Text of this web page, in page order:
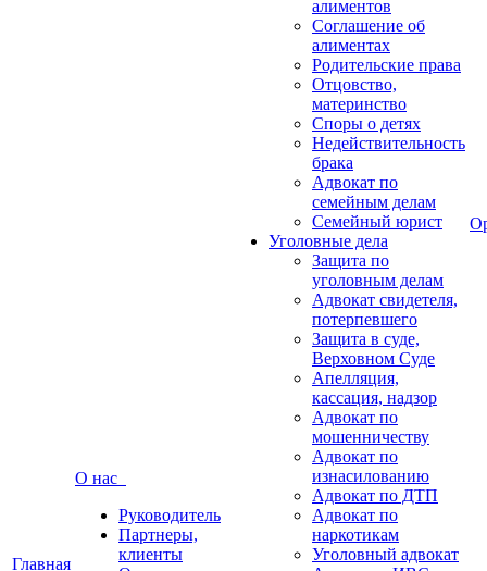
Главная
О нас
Руководитель
Партнеры,
клиенты
алиментов
Соглашение об
алиментах
Родительские права
Отцовство,
материнство
Споры о детях
Недействительность
брака
Адвокат по
семейным делам
Семейный юрист
Уголовные дела
Защита по
уголовным делам
Адвокат свидетеля,
потерпевшего
Защита в суде,
Верховном Суде
Апелляция,
кассация, надзор
Адвокат по
мошенничеству
Адвокат по
изнасилованию
Адвокат по ДТП
Адвокат по
наркотикам
Уголовный адвокат